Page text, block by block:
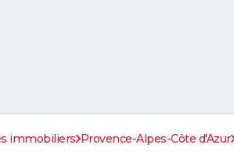
immobiliers Provence-Alpes-Côte d'Azur